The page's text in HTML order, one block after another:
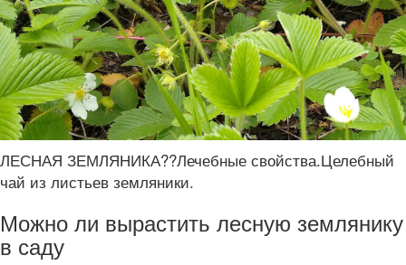
ЛЕСНАЯ ЗЕМЛЯНИКА??Лечебные свойства.Целебный
чай из листьев земляники.
Можно ли вырастить лесную землянику
в саду